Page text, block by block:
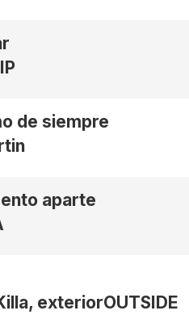
de siempre
aparte
exteriorOUTSIDE